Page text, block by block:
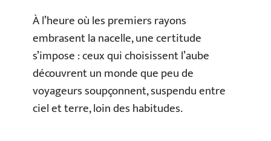
À l’heure où les premiers rayons
embrasent la nacelle, une certitude
s’impose : ceux qui choisissent l’aube
découvrent un monde que peu de
voyageurs soupçonnent, suspendu entre
ciel et terre, loin des habitudes.